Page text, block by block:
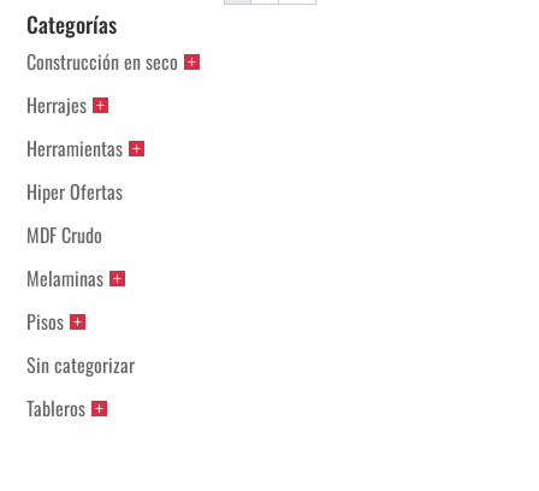
Categorías
Construcción en seco
Herrajes
Herramientas
Hiper Ofertas
MDF Crudo
Melaminas
Pisos
Sin categorizar
Tableros